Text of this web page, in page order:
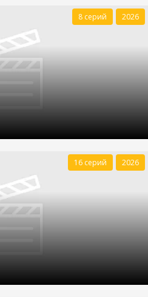
8 серий 2026
16 серий 2026